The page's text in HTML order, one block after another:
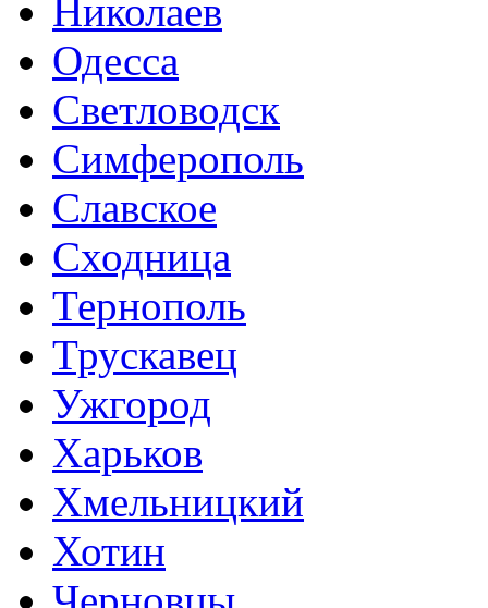
Николаев
Одесса
Светловодск
Симферополь
Славское
Сходница
Тернополь
Трускавец
Ужгород
Харьков
Хмельницкий
Хотин